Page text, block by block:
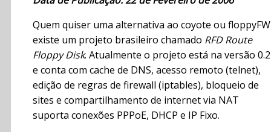
Quem quiser uma alternativa ao coyote ou
existe um projeto brasileiro chamado RFD Route
Floppy Disk. Atualmente o projeto está na versão 0.2
e conta com cache de DNS, acesso remoto (telnet),
edição de regras de firewall (iptables), bloqueio de
sites e compartilhamento de internet via NAT
suporta conexões PPPoE, DHCP e IP Fixo.